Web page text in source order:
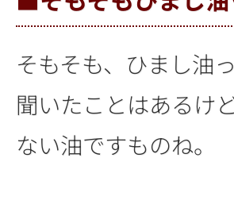
そもそも、ひまし油
聞いたことはあるけ
ない油ですものね。